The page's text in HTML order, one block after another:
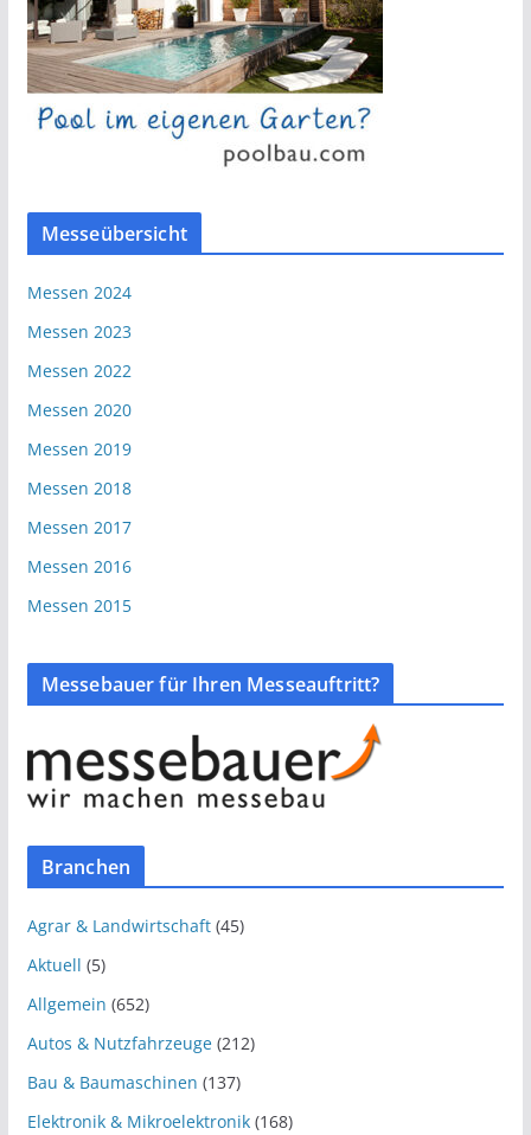
Messeübersicht
Messen 2024
Messen 2023
Messen 2022
Messen 2020
Messen 2019
Messen 2018
Messen 2017
Messen 2016
Messen 2015
Messebauer für Ihren Messeauftritt?
Branchen
Agrar & Landwirtschaft(45)
Aktuell (5)
Allgemein (652)
Autos & Nutzfahrzeuge(212)
Bau & Baumaschinen (137)
Elektronik & Mikroelektronik(168)